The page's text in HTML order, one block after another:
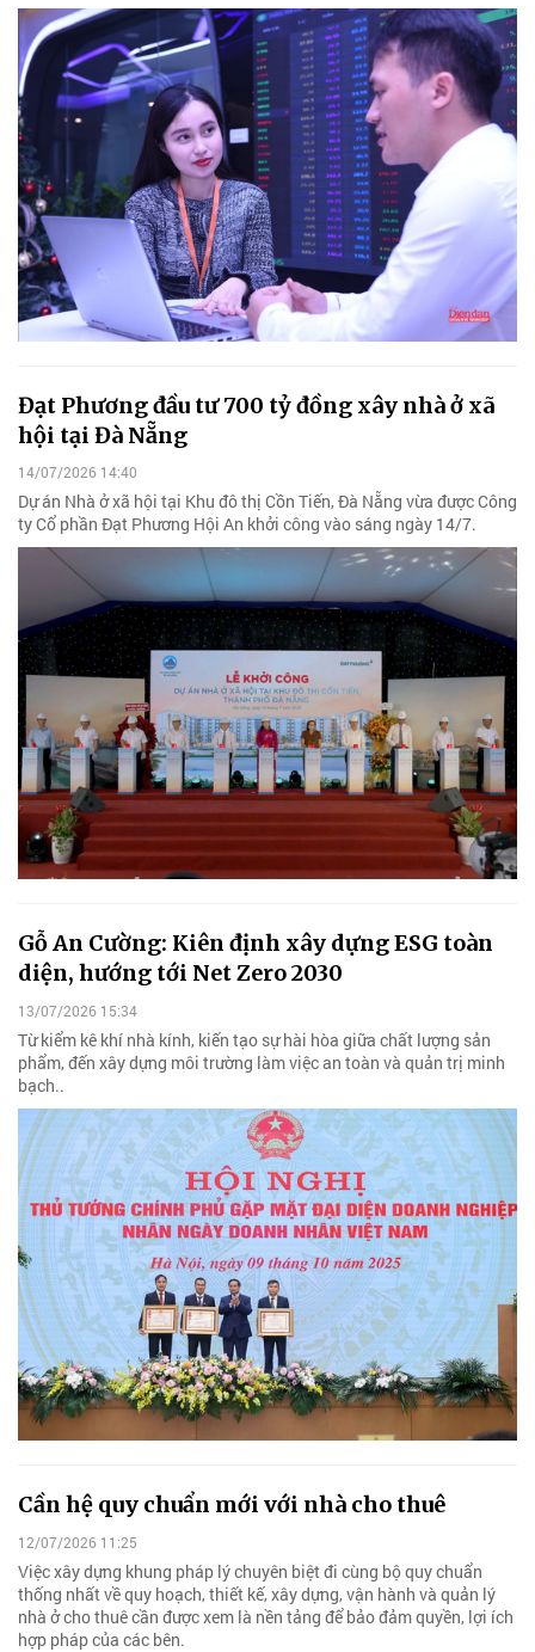
Đạt Phương đầu tư 700 tỷ đồng xây nhà ở xã
hội tại Đà Nẵng
14/07/2026 14:40
Dự án Nhà ở xã hội tại Khu đô thị Cồn Tiến, Đà Nẵng vừa được Công
ty Cổ phần Đạt Phương Hội An khởi công vào sáng ngày 14/7.
Gỗ An Cường: Kiên định xây dựng ESG toàn
diện, hướng tới Net Zero 2030
13/07/2026 15:34
Từ kiểm kê khí nhà kính, kiến tạo sự hài hòa giữa chất lượng sản
phẩm, đến xây dựng môi trường làm việc an toàn và quản trị minh
bạch..
Cần hệ quy chuẩn mới với nhà cho thuê
12/07/2026 11:25
Việc xây dựng khung pháp lý chuyên biệt đi cùng bộ quy chuẩn
thống nhất về quy hoạch, thiết kế, xây dựng, vận hành và quản lý
nhà ở cho thuê cần được xem là nền tảng để bảo đảm quyền, lợi ích
hợp pháp của các bên.